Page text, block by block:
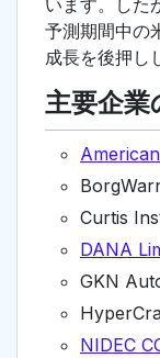
います。した
予測期間中の
成長を後押し
主要企業
Curtis
DANA
GKN
NIDEC